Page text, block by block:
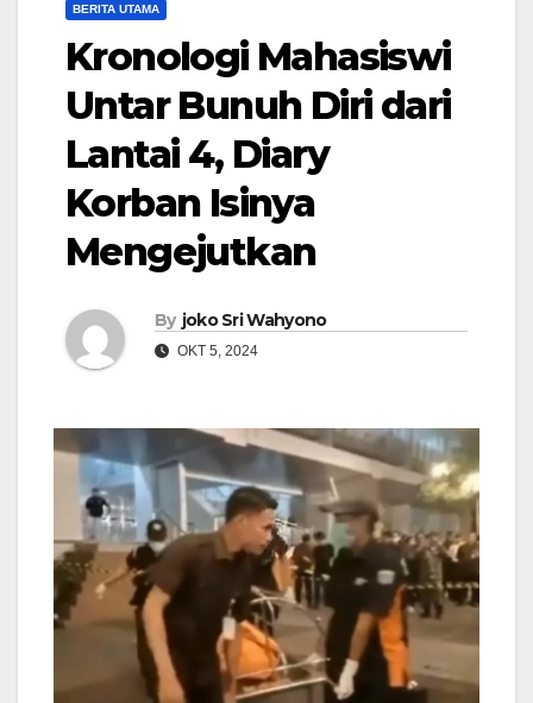
BERITA UTAMA
Kronologi Mahasiswi
Untar Bunuh Diri dari
Lantai 4, Diary
Korban Isinya
Mengejutkan
By joko Sri Wahyono
OKT 5, 2024